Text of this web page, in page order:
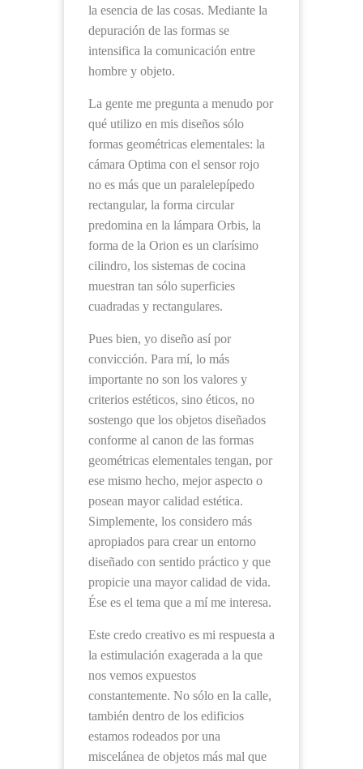
la esencia de las cosas. Mediante la
depuración de las formas se
intensifica la comunicación entre
hombre y objeto.
La gente me pregunta a menudo por
qué utilizo en mis diseños sólo
formas geométricas elementales: la
cámara Optima con el sensor rojo
no es más que un paralelepípedo
rectangular, la forma circular
predomina en la lámpara Orbis, la
forma de la Orion es un clarísimo
cilindro, los sistemas de cocina
muestran tan sólo superficies
cuadradas y rectangulares.
Pues bien, yo diseño así por
convicción. Para mí, lo más
importante no son los valores y
criterios estéticos, sino éticos, no
sostengo que los objetos diseñados
conforme al canon de las formas
geométricas elementales tengan, por
ese mismo hecho, mejor aspecto o
posean mayor calidad estética.
Simplemente, los considero más
apropiados para crear un entorno
diseñado con sentido práctico y que
propicie una mayor calidad de vida.
Ése es el tema que a mí me interesa.
Este credo creativo es mi respuesta a
la estimulación exagerada a la que
nos vemos expuestos
constantemente. No sólo en la calle,
también dentro de los edificios
estamos rodeados por una
miscelánea de objetos más mal que